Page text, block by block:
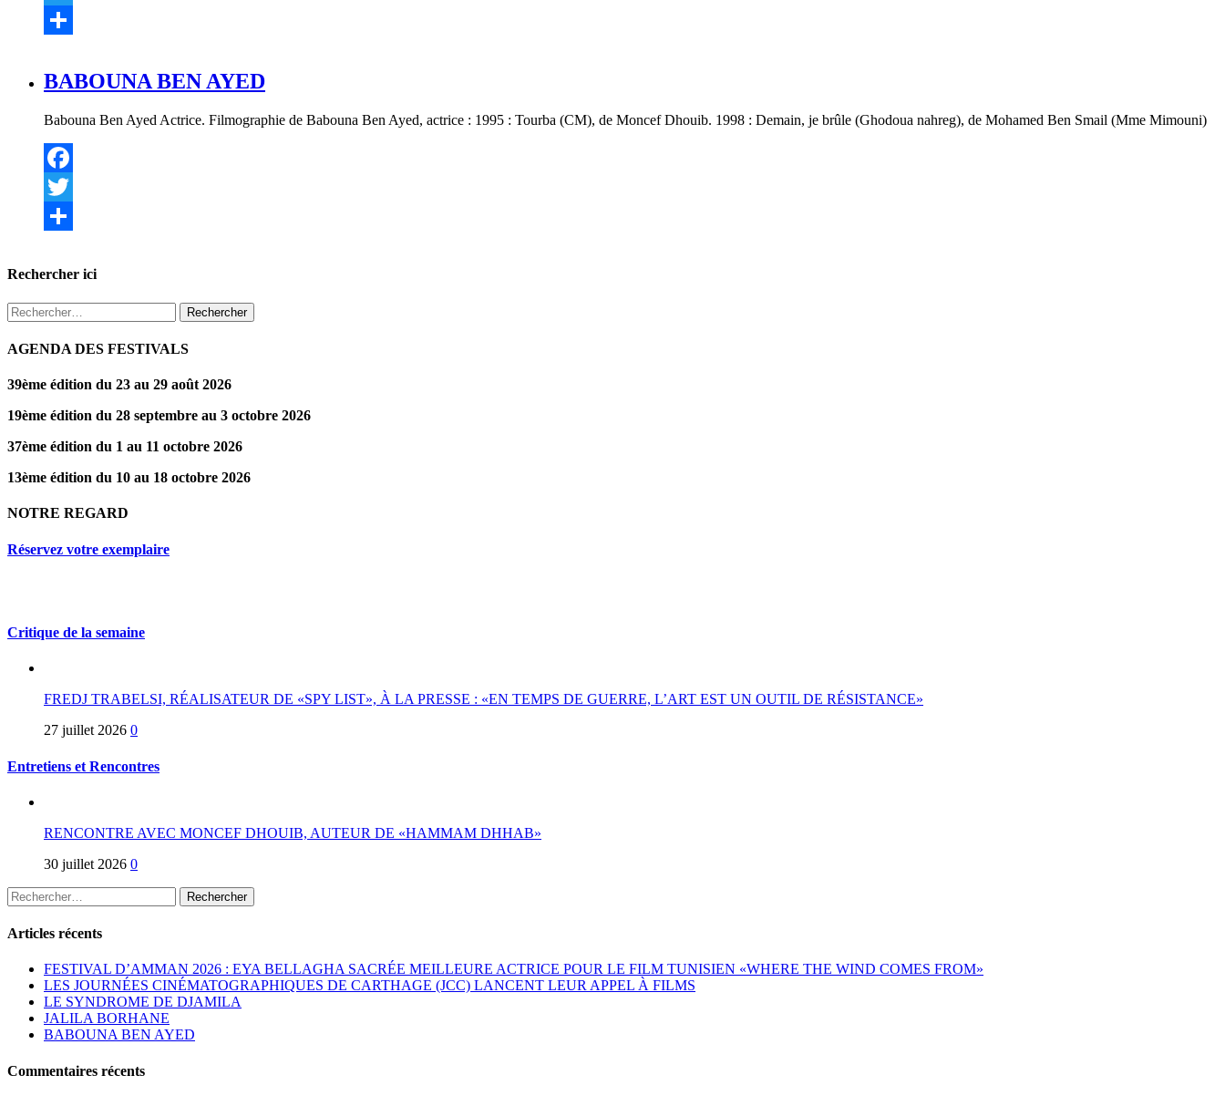
Twitter
BABOUNA BEN AYED
Babouna Ben Ayed Actrice. Filmographie de Babouna Ben Ayed, actrice : 1995 : Tourba (CM), de Moncef Dhouib. 1998 : Demain, je brûle (Ghodoua nahreg), de Mohamed Ben Smail (Mme Mimouni)
Facebook
Twitter
Rechercher ici
Rechercher :
AGENDA DES FESTIVALS
39ème édition du 23 au 29 août 2026
19ème édition du 28 septembre au 3 octobre 2026
37ème édition du 1 au 11 octobre 2026
13ème édition du 10 au 18 octobre 2026
NOTRE REGARD
Réservez votre exemplaire
Critique de la semaine
FREDJ TRABELSI, RÉALISATEUR DE «SPY LIST», À LA PRESSE : «EN TEMPS DE GUERRE, L’ART EST UN OUTIL DE RÉSISTANCE»
27 juillet 2026 0
Entretiens et Rencontres
RENCONTRE AVEC MONCEF DHOUIB, AUTEUR DE «HAMMAM DHHAB»
30 juillet 2026 0
Rechercher :
Articles récents
FESTIVAL D’AMMAN 2026 : EYA BELLAGHA SACRÉE MEILLEURE ACTRICE POUR LE FILM TUNISIEN «WHERE THE WIND COMES FROM»
LES JOURNÉES CINÉMATOGRAPHIQUES DE CARTHAGE (JCC) LANCENT LEUR APPEL À FILMS
LE SYNDROME DE DJAMILA
JALILA BORHANE
BABOUNA BEN AYED
Commentaires récents